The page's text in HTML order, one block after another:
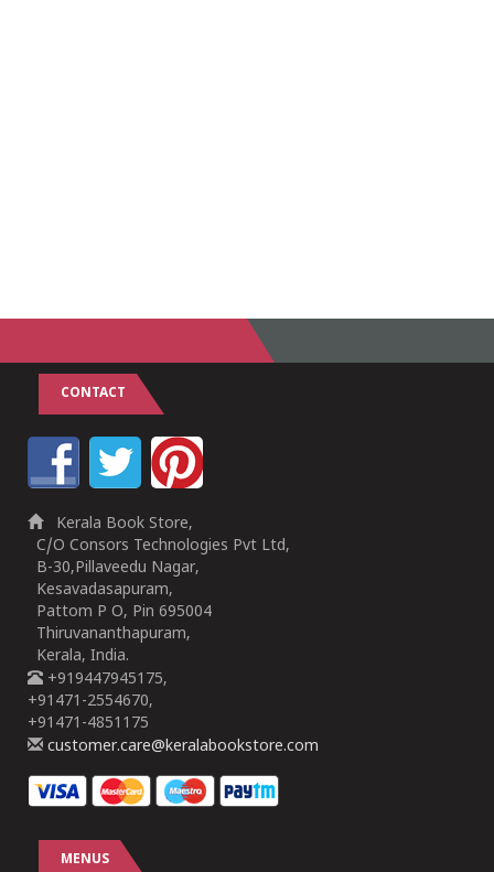
CONTACT
Kerala Book Store,
C/O Consors Technologies Pvt Ltd,
B-30,Pillaveedu Nagar,
Kesavadasapuram,
Pattom P O, Pin 695004
Thiruvananthapuram,
Kerala, India.
+919447945175,
+91471-2554670,
+91471-4851175
customer.care@keralabookstore.com
MENUS